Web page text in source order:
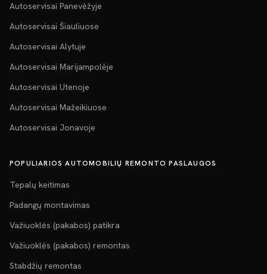
Autoservisai Panevėžyje
Autoservisai Šiauliuose
Autoservisai Alytuje
Autoservisai Marijampolėje
Autoservisai Utenoje
Autoservisai Mažeikiuose
Autoservisai Jonavoje
POPULIARIOS AUTOMOBILIŲ REMONTO PASLAUGOS
Tepalų keitimas
Padangų montavimas
Važiuoklės (pakabos) patikra
Važiuoklės (pakabos) remontas
Stabdžių remontas